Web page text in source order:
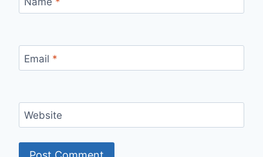
Email *
Website